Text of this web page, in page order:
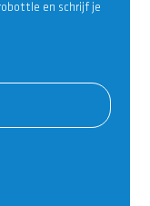
en schrijf je